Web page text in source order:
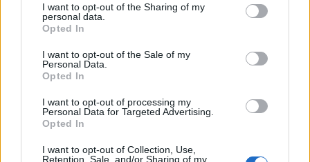
not limited to your visit or usage behaviour. You may click to
grant or deny consent to Google and its third-party tags to
use your data for below specified purposes in below Google
consent section.
I want to opt-out of the Sharing of my
personal data.
Opted In
I want to opt-out of the Sale of my
Personal Data.
Opted In
I want to opt-out of processing my
Personal Data for Targeted Advertising.
Opted In
I want to opt-out of Collection, Use,
Retention, Sale, and/or Sharing of my